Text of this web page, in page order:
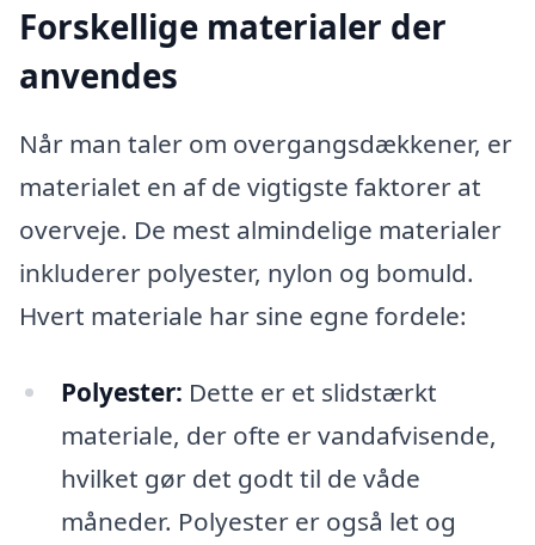
Forskellige materialer der
anvendes
Når man taler om overgangsdækkener, er
materialet en af de vigtigste faktorer at
overveje. De mest almindelige materialer
inkluderer polyester, nylon og bomuld.
Hvert materiale har sine egne fordele:
Polyester: Dette er et slidstærkt
materiale, der ofte er vandafvisende,
hvilket gør det godt til de våde
måneder. Polyester er også let og